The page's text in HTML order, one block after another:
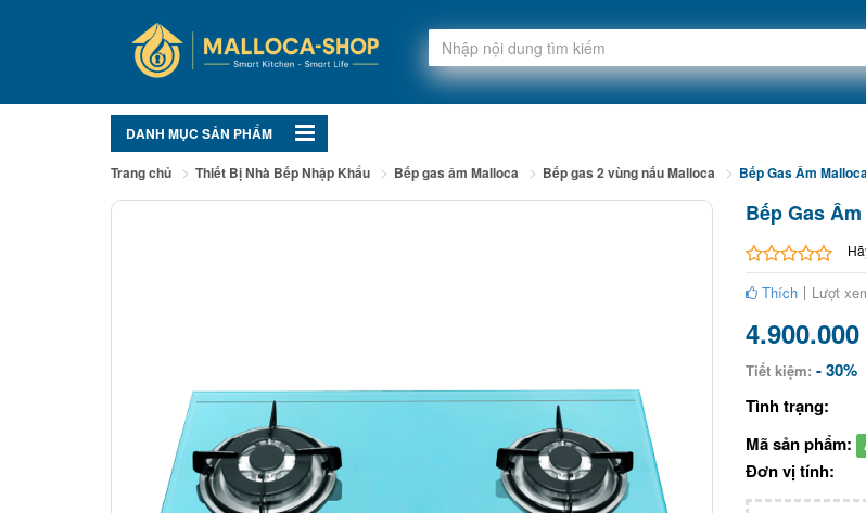
DANH MỤC SẢN PHẨM
Trang chủ
Thiết Bị Nhà Bếp Nhập Khẩu Bếp gas âm Malloca Bếp gas 2 vùng nấu Malloca Bếp Gas Âm
Bếp Gas
Thích Lượt
Tiết kiệm: - 30%
Tình trạng:
Mã sản phẩm:
Đơn vị tính: